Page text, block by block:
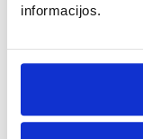
informacijos.
Ilgis:171 mm
Priežiūra:Visus
indaplovėje